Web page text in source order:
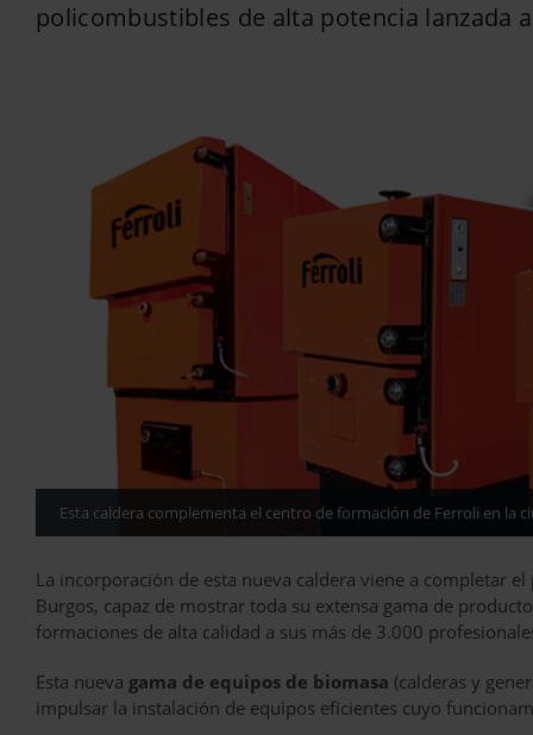
policombustibles de alta potencia lanzada
Esta caldera complementa el centro de formación de Ferroli en la
La incorporación de esta nueva caldera viene a completar
Burgos, capaz de mostrar toda su extensa gama de
formaciones de alta calidad a sus más de 3.000
Esta nueva gama de equipos de biomasa (calderas y
impulsar la instalación de equipos eficientes cuyo